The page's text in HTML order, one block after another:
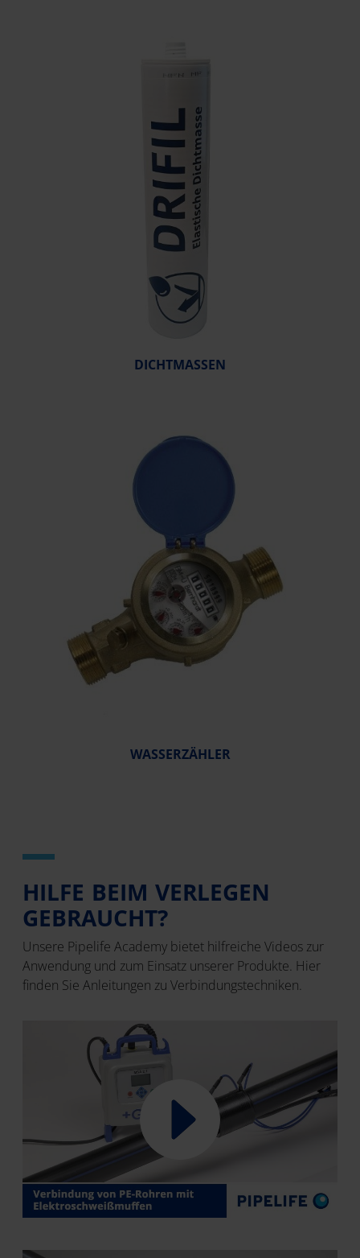
DICHTMASSEN
WASSERZÄHLER
HILFE BEIM VERLEGEN
GEBRAUCHT?
Unsere Pipelife Academy bietet hilfreiche Videos zur
Anwendung und zum Einsatz unserer Produkte. Hier
finden Sie Anleitungen zu Verbindungstechniken.